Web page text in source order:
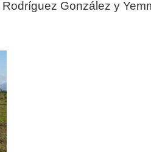
González y